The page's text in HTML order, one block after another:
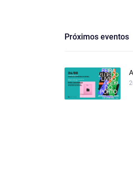
Próximos eventos